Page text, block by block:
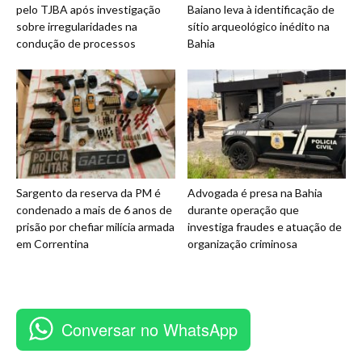
pelo TJBA após investigação
sobre irregularidades na
condução de processos
Baiano leva à identificação de
sítio arqueológico inédito na
Bahia
Sargento da reserva da PM é
condenado a mais de 6 anos de
prisão por chefiar milícia armada
em Correntina
Advogada é presa na Bahia
durante operação que
investiga fraudes e atuação de
organização criminosa
Conversar no WhatsApp